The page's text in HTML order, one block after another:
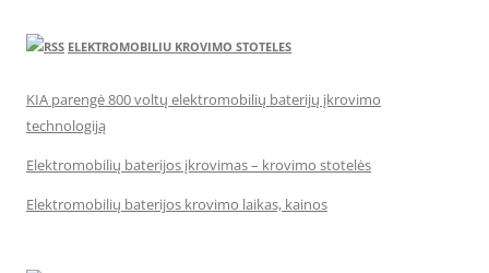
ELEKTROMOBILIU KROVIMO STOTELES
KIA parengė 800 voltų elektromobilių baterijų įkrovimo
technologiją
Elektromobilių baterijos įkrovimas – krovimo stotelės
Elektromobilių baterijos krovimo laikas, kainos